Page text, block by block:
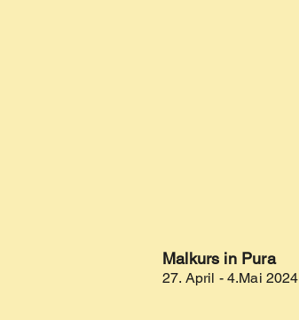
Malkurs in Pura
27. April - 4.Mai 2024